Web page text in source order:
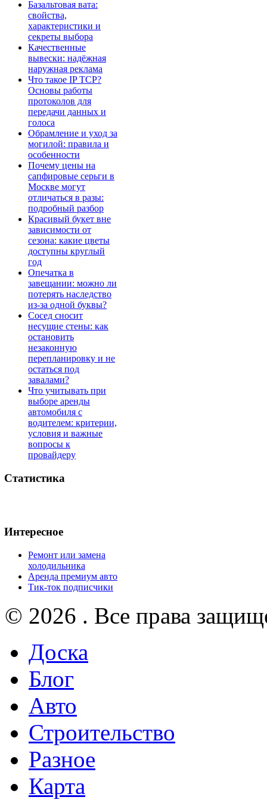
Базальтовая вата:
свойства,
характеристики и
секреты выбора
Качественные
вывески: надёжная
наружная реклама
Что такое IP TCP?
Основы работы
протоколов для
передачи данных и
голоса
Обрамление и уход за
могилой: правила и
особенности
Почему цены на
сапфировые серьги в
Москве могут
отличаться в разы:
подробный разбор
Красивый букет вне
зависимости от
сезона: какие цветы
доступны круглый
год
Опечатка в
завещании: можно ли
потерять наследство
из-за одной буквы?
Сосед сносит
несущие стены: как
остановить
незаконную
перепланировку и не
остаться под
завалами?
Что учитывать при
выборе аренды
автомобиля с
водителем: критерии,
условия и важные
вопросы к
провайдеру
Статистика
Интересное
Ремонт или замена
холодильника
Аренда премиум авто
Тик-ток подписчики
© 2026 . Все права
Доска
Блог
Авто
Строительство
Разное
Карта